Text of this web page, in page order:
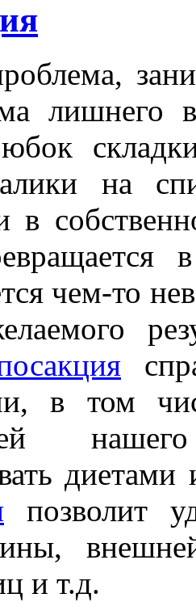
лишнего
на
в
чем-то
в том
позволит
и т.д.